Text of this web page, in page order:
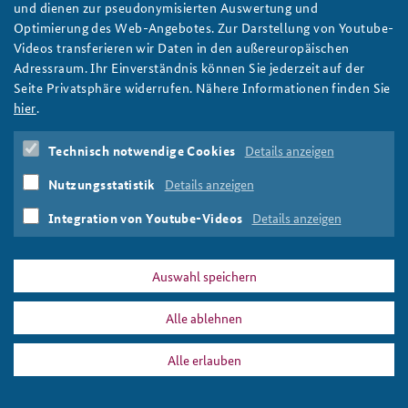
Anfahrt
Freundeskreis
Deutsches Forum Sicherheitspolitik
Arbeitskreis "Junge Sicherheitspolitiker"
Das Sicherheitspolitische Gespräch an der BAKS
Studierendenkonferenz Sicherheitspolitik gestalten
Newsletter-Archiv
Ein Polizist steht hinter einer Absperrung vor dem Gebäude des
SWR in Mainz, 20. Februar 2016
Foto: Stephan Franz Ferdinand Dinges/CC BY-NC 2.0
bw_im_inner_slider.jpg
und dienen zur pseudonymisierten Auswertung und
Optimierung des Web-Angebotes. Zur Darstellung von Youtube-
Videos transferieren wir Daten in den außereuropäischen
Adressraum. Ihr Einverständnis können Sie jederzeit auf der
Seite Privatsphäre widerrufen. Nähere Informationen finden Sie
hier.
Technisch notwendige Cookies Details anzeigen
Nutzungsstatistik Details anzeigen
Integration von Youtube-Videos Details anzeigen
Auswahl speichern
Alle ablehnen
Alle erlauben